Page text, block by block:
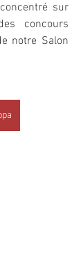
sur
concours
notre Salon